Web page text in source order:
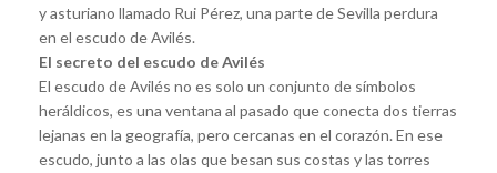
y asturiano llamado Rui Pérez, una parte de Sevilla perdura
en el escudo de Avilés.
El secreto del escudo de Avilés
El escudo de Avilés no es solo un conjunto de símbolos
heráldicos, es una ventana al pasado que conecta dos tierras
lejanas en la geografía, pero cercanas en el corazón. En ese
escudo, junto a las olas que besan sus costas y las torres